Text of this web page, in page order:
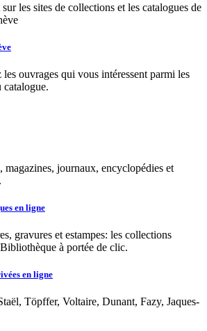
les sites de collections et les catalogues de
ouvrages qui vous intéressent parmi les
catalogue.
magazines, journaux, encyclopédies et
en ligne
gravures et estampes: les collections
à portée de clic.
en ligne
Töpffer, Voltaire, Dunant, Fazy, Jaques-